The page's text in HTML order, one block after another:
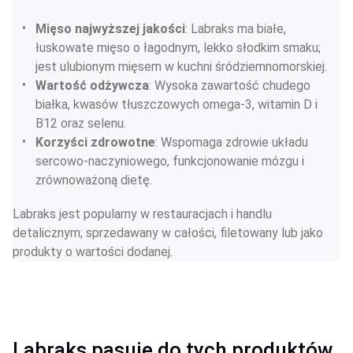
Mięso najwyższej jakości: Labraks ma białe,
łuskowate mięso o łagodnym, lekko słodkim smaku;
jest ulubionym mięsem w kuchni śródziemnomorskiej.
Wartość odżywcza: Wysoka zawartość chudego
białka, kwasów tłuszczowych omega-3, witamin D i
B12 oraz selenu.
Korzyści zdrowotne: Wspomaga zdrowie układu
sercowo-naczyniowego, funkcjonowanie mózgu i
zrównoważoną dietę.
Labraks jest popularny w restauracjach i handlu
detalicznym; sprzedawany w całości, filetowany lub jako
produkty o wartości dodanej.